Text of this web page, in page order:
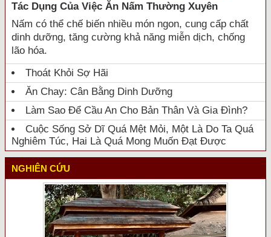
Tác Dụng Của Việc Ăn Nấm Thường Xuyên
Nấm có thể chế biến nhiều món ngon, cung cấp chất
dinh dưỡng, tăng cường khả năng miễn dịch, chống
lão hóa.
Thoát Khỏi Sợ Hãi
Ăn Chay: Cân Bằng Dinh Dưỡng
Làm Sao Để Cầu An Cho Bản Thân Và Gia Đình?
Cuộc Sống Sở Dĩ Quá Mệt Mỏi, Một Là Do Ta Quá
Nghiêm Túc, Hai Là Quá Mong Muốn Đạt Được
NGHIÊN CỨU